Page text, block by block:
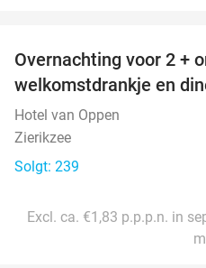
Overnachting voor 2 +
welkomstdrankje en
Hotel van Oppen
Zierikzee
Solgt: 239
Excl. ca. €1,83 p.p.p.n. in